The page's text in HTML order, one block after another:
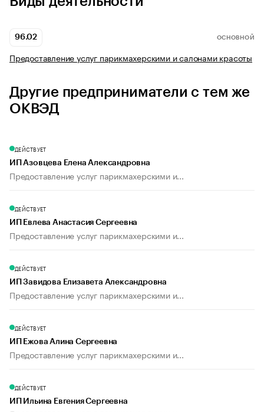
96.02 ОСНОВНОЙ
Предоставление услуг парикмахерскими и салонами красоты
Другие предприниматели с тем же
ОКВЭД
ДЕЙСТВУЕТ
ИП Азовцева Елена Александровна
Предоставление услуг парикмахерскими и...
ДЕЙСТВУЕТ
ИП Евлева Анастасия Сергеевна
Предоставление услуг парикмахерскими и...
ДЕЙСТВУЕТ
ИП Завидова Елизавета Александровна
Предоставление услуг парикмахерскими и...
ДЕЙСТВУЕТ
ИП Ежова Алина Сергеевна
Предоставление услуг парикмахерскими и...
ДЕЙСТВУЕТ
ИП Ильина Евгения Сергеевна